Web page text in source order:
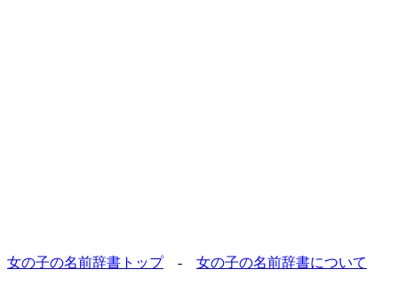
女の子の名前辞書トップ- 女の子の名前辞書について